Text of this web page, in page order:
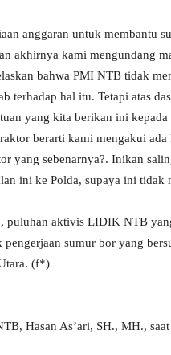
anggaran untuk membantu
akhirnya kami mengundang
bahwa PMI NTB tidak
hal itu. Tetapi atas
yang kita berikan ini
berarti kami mengakui
yang sebenarnya?. Inikan
ini ke Polda, supaya ini
puluhan aktivis LIDIK NTB
sumur bor yang
(f*)
Hasan As’ari, SH., MH.,